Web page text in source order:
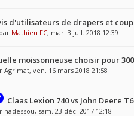
d'utilisateurs de drapers et
Mathieu FC, mar. 3 juil. 2018 12:39
moissonneuse choisir pour
Agrimat, ven. 16 mars 2018 21:58
Claas Lexion 740 vs John Deere
hadessou, sam. 23 déc. 2017 12:18